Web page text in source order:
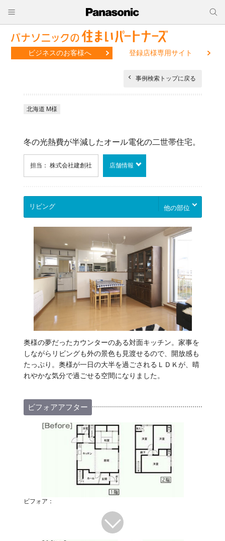
ビジネスのお客様へ 登録店様専用サイト
事例検索トップに戻る
北海道 M様
冬の光熱費が半減したオール電化の二世帯住宅。
担当： 株式会社建創社 店舗情報
他の部位
奥様の夢だったカウンターのある対面キッチン。家事を
しながらリビングも外の景色も見渡せるので、開放感も
たっぷり。奥様が一日の大半を過ごされるＬＤＫが、晴
れやかな気分で過ごせる空間になりました。
ビフォアアフター
ビフォア：